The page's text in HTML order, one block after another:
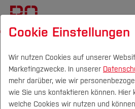
Campus Personen
Anleitungen
Moodle
Cookie Einstellungen
Wir nutzen Cookies auf unserer
Marketingzwecke. In unserer
mehr darüber, wie wir
wie Sie uns kontaktieren können. Hier
welche Cookies wir nutzen und